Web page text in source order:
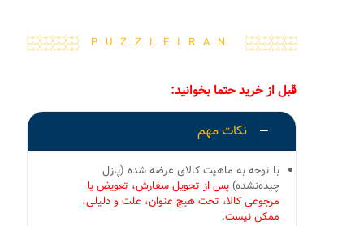
PUZZLEIRAN
قبل از خرید حتما بخوانید:
نکات مهم
با توجه به ماهیت کالای عرضه شده (پازل
چیده‌نشده) پس از تحویل سفارش، تعویض یا
مرجوعی کالا، تحت هیچ عنوان، علت و دلیلی،
ممکن نیست.